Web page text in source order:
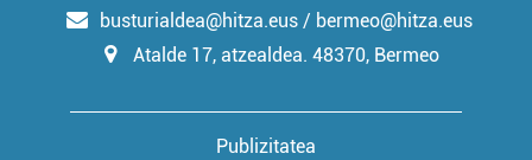
Publizitatea
busturialdea@hitza.eus / bermeo@hitza.eus
Atalde 17, atzealdea. 48370, Bermeo